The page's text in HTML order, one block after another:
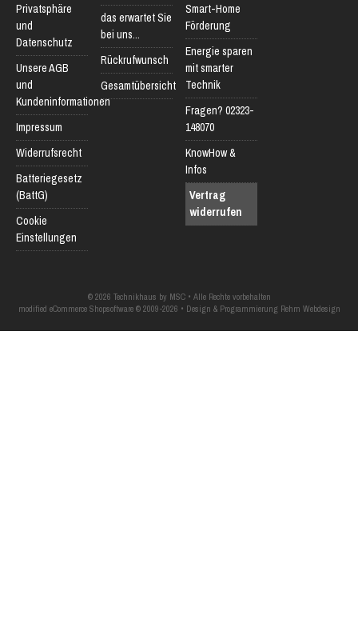
Privatsphäre
und
Datenschutz
Unsere AGB
und
Kundeninformationen
Impressum
Widerrufsrecht
Batteriegesetz
(BattG)
Cookie
Einstellungen
das erwartet Sie
bei uns...
Rückrufwunsch
Gesamtübersicht
Smart-Home
Förderung
Energie sparen
mit smarter
Technik
Fragen? 02323-
148070
KnowHow &
Infos
Vertrag
widerrufen
© 2026 Technikhaus by MSC • Alle Rechte vorbehalten
modified eCommerce Shopsoftware © 2009-2026 • Design & Programmierung Rehm Webdesign